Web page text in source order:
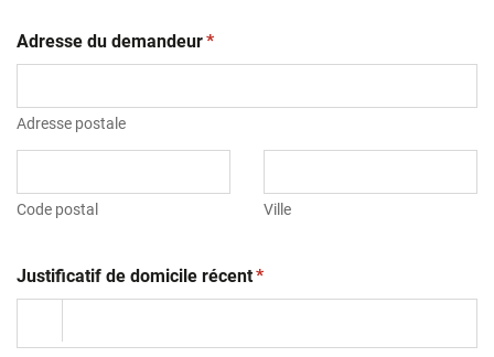
Adresse du demandeur(obligatoire)
*
Adresse postale
Code postal Ville
Justificatif de domicile récent(obligatoire)
*